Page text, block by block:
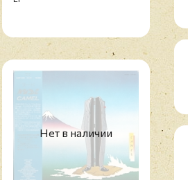
Нет в наличии